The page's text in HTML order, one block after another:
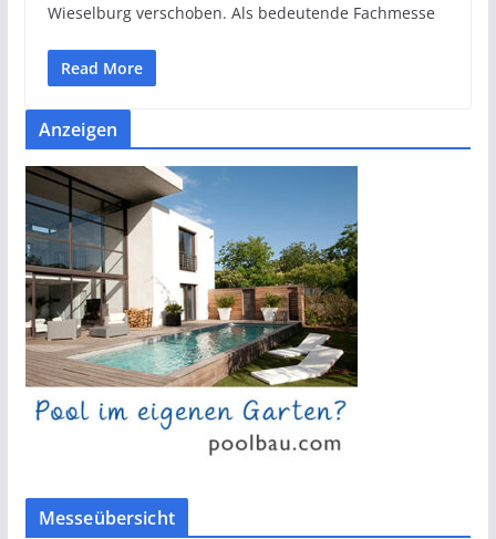
Wieselburg verschoben. Als bedeutende Fachmesse
Read More
Anzeigen
Messeübersicht